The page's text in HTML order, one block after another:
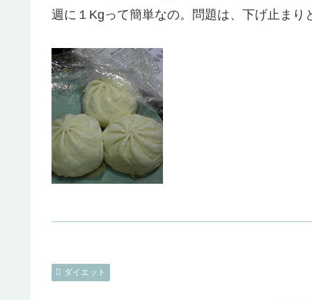
週に１Kgって簡単なの。問題は、下げ止まり
ダイエット